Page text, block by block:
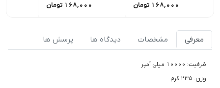
168,000 تومان 168,000 تومان
معرفی مشخصات دیدگاه ها پرسش ها
ظرفیت: 10000 میلی آمپر
وزن: 235 گرم